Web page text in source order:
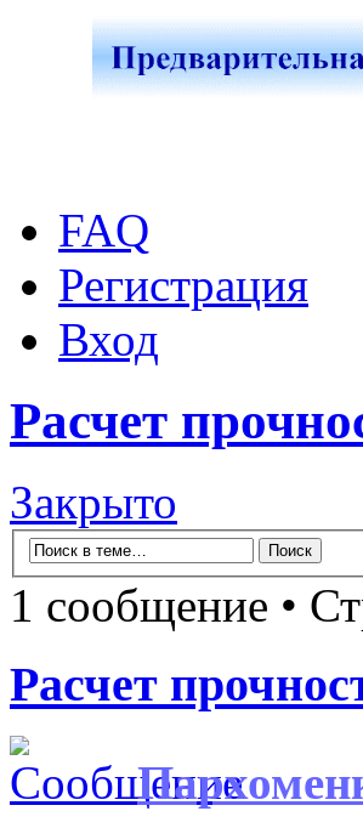
FAQ
Регистрация
Вход
Расчет
Закрыто
1 сообщение •
Расчет